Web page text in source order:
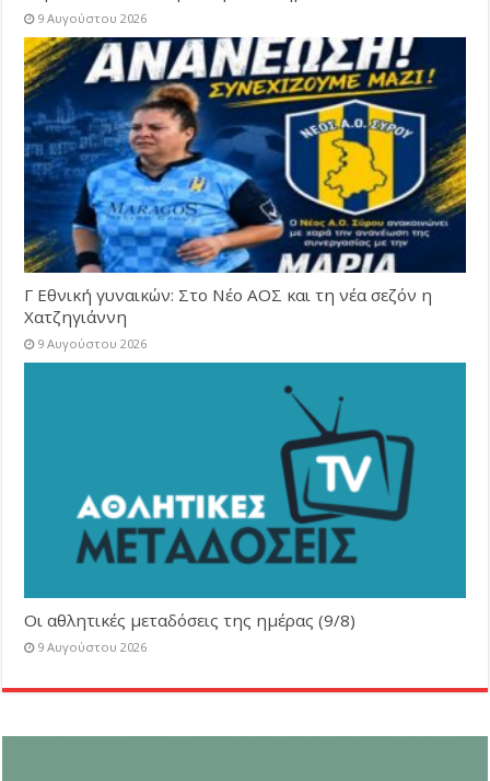
9 Αυγούστου 2026
Γ Εθνική γυναικών: Στο Νέο ΑΟΣ και τη νέα σεζόν η
Χατζηγιάννη
9 Αυγούστου 2026
Οι αθλητικές μεταδόσεις της ημέρας (9/8)
9 Αυγούστου 2026